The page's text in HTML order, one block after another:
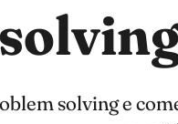
solving e